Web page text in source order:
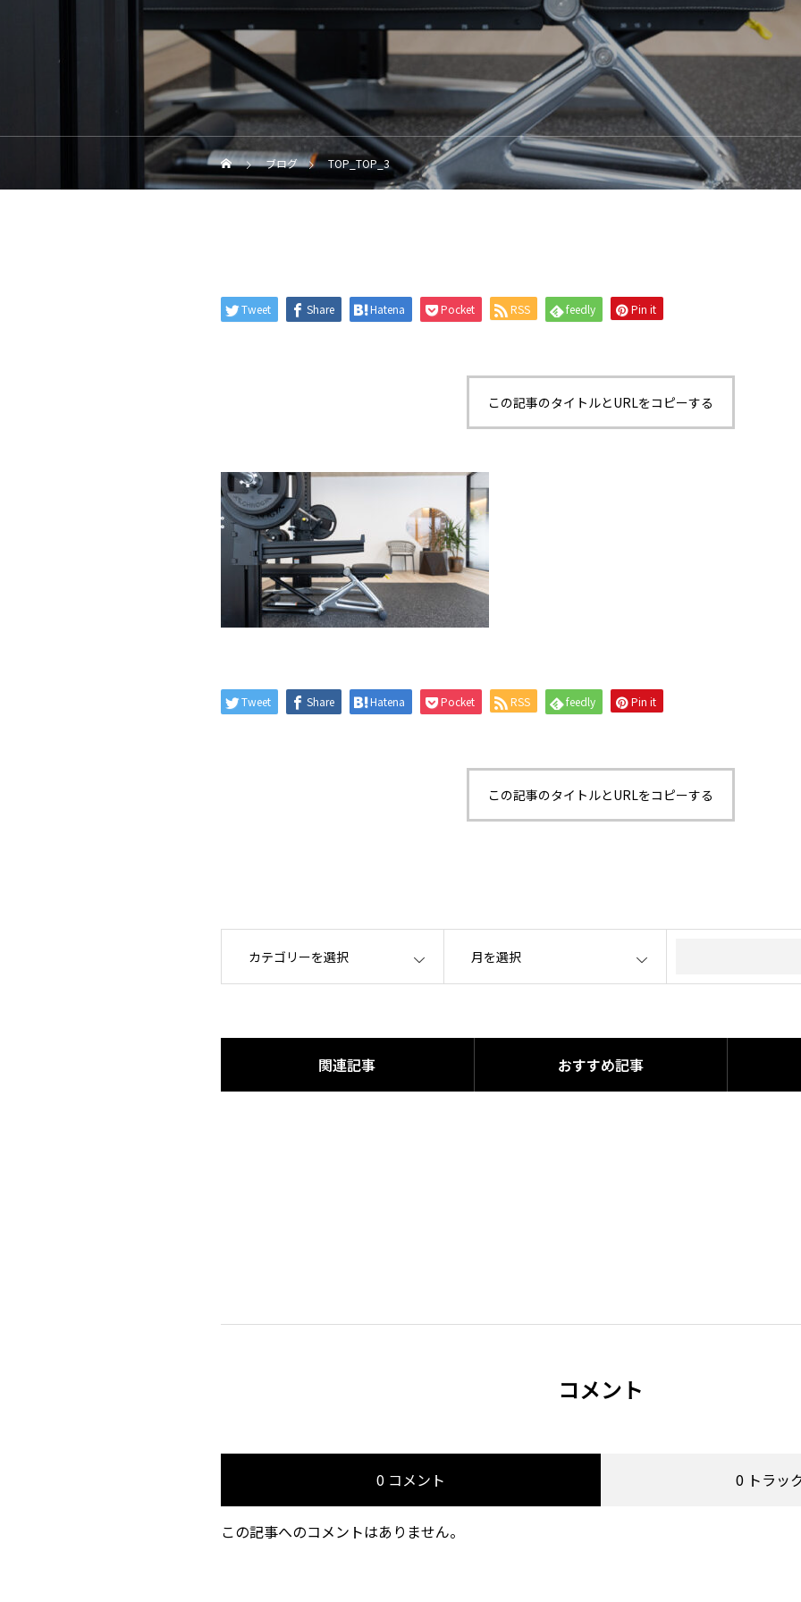
ブログ TOP_TOP_3
Tweet Share Hatena Pocket RSS feedly Pin it
この記事のタイトルとURLをコピーする
Tweet Share Hatena Pocket RSS feedly Pin it
この記事のタイトルとURLをコピーする
OPEN OPEN
関連記事 おすすめ記事
コメント
0 コメント 0 トラッ
この記事へのコメントはありません。